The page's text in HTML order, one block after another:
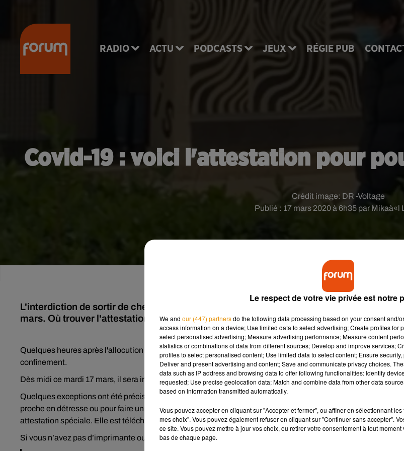
RADIO ACTU PODCASTS JEUX RÉGIE PUB
Covid-19 : voici l'attestation pour
Publié : 17 mars 2020 à 6h35 par Mikaà«l
Crédit image: DR -Voltage
L'interdiction de sortir de chez vous, sauf à certaines conditions, commence à midi, ce
mars. Où trouver l'attestation à présenter en cas de contrôle ?
Quelques heures après l'allocution d'Emmanuel Macron, Christophe Castaner a détaillé les nouvelles
confinement.
Dès midi ce mardi 17 mars, il sera interdit de sortir de chez soi.
Quelques exceptions ont été précisées par le ministre de l’Intérieur. Pour se rendre au travail, pour faire ses
proche en détresse ou pour faire un peu d'exercice, vous pouvez vous déplacer. Il faudra toutefois vous munir
attestation spéciale. Elle est téléchargeableICI
Si vous n’avez pas d’imprimante ou de connexion internet, vous pouvez la recopier sur papier libre, mais à
Le respect de votre vie privée est notre
We and our (447) partnersdo the following data processing based on your consent and/
access information on a device; Use limited data to select advertising; Create profiles for
select personalised advertising; Measure advertising performance; Measure content
statistics or combinations of data from different sources; Develop and improve services;
profiles to select personalised content; Use limited data to select content; Ensure
Deliver and present advertising and content; Save and communicate privacy choices.
data such as IP address and browsing data to offer following functionalities: Identify
requested; Use precise geolocation data; Match and combine data from other data
based on information transmitted automatically.
Vous pouvez accepter en cliquant sur "Accepter et fermer", ou affiner en sélectionnant
mes choix". Vous pouvez également refuser en cliquant sur "Continuer sans accepter".
ce site. Vous pouvez mettre à jour vos choix, ou retirer votre consentement à tout
bas de chaque page.